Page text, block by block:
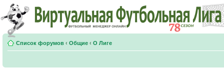
Список форумов ‹ Общие ‹ О Лиге